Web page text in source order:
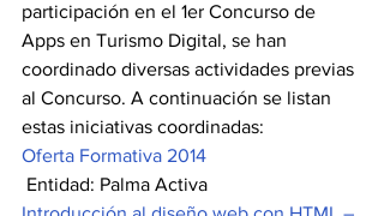
participación en el 1er Concurso de
Apps en Turismo Digital, se han
coordinado diversas actividades previas
al Concurso. A continuación se listan
estas iniciativas coordinadas:
Oferta Formativa 2014
Entidad: Palma Activa